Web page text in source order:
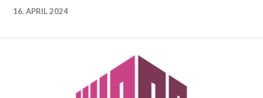
16. APRIL 2024